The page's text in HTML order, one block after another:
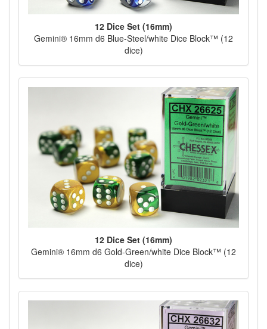
12 Dice Set (16mm)
Gemini® 16mm d6 Blue-Steel/white Dice Block™ (12
dice)
12 Dice Set (16mm)
Gemini® 16mm d6 Gold-Green/white Dice Block™ (12
dice)